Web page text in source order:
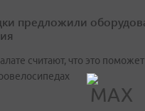
предложили
считают, что это